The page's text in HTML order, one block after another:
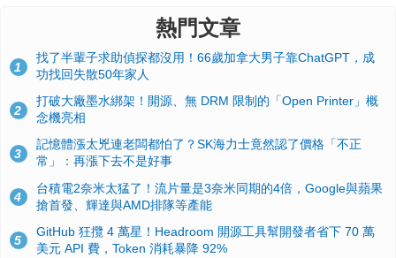
熱門文章
1
找了半輩子求助偵探都沒用！66歲加拿大男子靠ChatGPT，成
功找回失散50年家人
2
打破大廠墨水綁架！開源、無 DRM 限制的「Open Printer」概
念機亮相
3
記憶體漲太兇連老闆都怕了？SK海力士竟然認了價格「不正
常」：再漲下去不是好事
4
台積電2奈米太猛了！流片量是3奈米同期的4倍，Google與蘋果
搶首發、輝達與AMD排隊等產能
5
GitHub 狂攬 4 萬星！Headroom 開源工具幫開發者省下 70 萬
美元 API 費，Token 消耗暴降 92%